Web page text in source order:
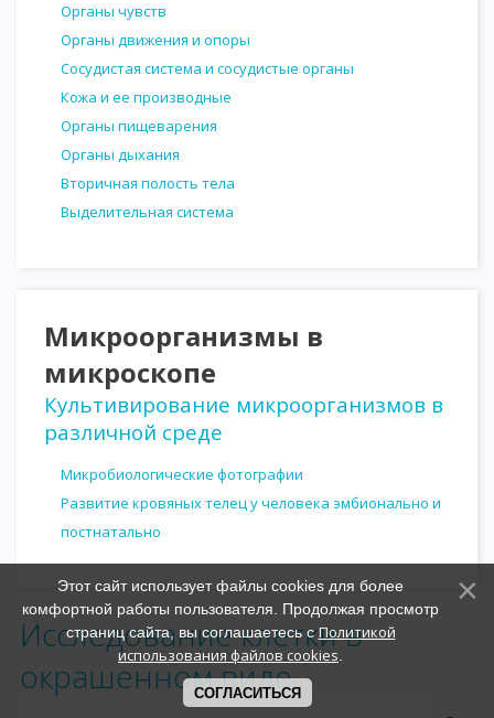
Органы чувств
Органы движения и опоры
Сосудистая система и сосудистые органы
Кожа и ее производные
Органы пищеварения
Органы дыхания
Вторичная полость тела
Выделительная система
Микроорганизмы в
микроскопе
Культивирование микроорганизмов в
различной среде
Микробиологические фотографии
Развитие кровяных телец у человека эмбионально и
постнатально
Исследование клетки в
окрашенном виде
Этот сайт использует файлы cookies для более
комфортной работы пользователя. Продолжая просмотр
страниц сайта, вы соглашаетесь сПолитикой
использования файлов cookies
СОГЛАСИТЬСЯ